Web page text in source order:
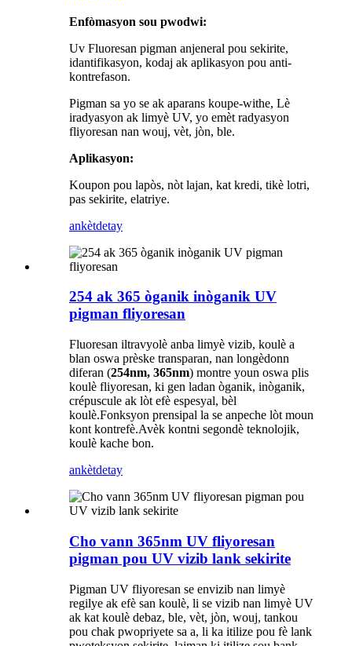
Enfòmasyon sou pwodwi:
Uv Fluoresan pigman anjeneral pou sekirite,
idantifikasyon, kodaj ak aplikasyon pou anti-
kontrefason.
Pigman sa yo se ak aparans koupe-withe, Lè
iradyasyon ak limyè UV, yo emèt radyasyon
fliyoresan nan wouj, vèt, jòn, ble.
Aplikasyon:
Koupon pou lapòs, nòt lajan, kat kredi, tikè lotri,
pas sekirite, elatriye.
ankètdetay
254 ak 365 òganik inòganik UV
pigman fliyoresan
Fluoresan iltravyolè anba limyè vizib, koulè a ​​
blan oswa prèske transparan, nan longèdonn
diferan (254nm, 365nm) montre youn oswa plis
koulè fliyoresan, ki gen ladan òganik, inòganik,
crépuscule ak lòt efè espesyal, bèl
koulè.Fonksyon prensipal la se anpeche lòt moun
kont kontrefè.Avèk kontni segondè teknolojik,
koulè kache bon.
ankètdetay
Cho vann 365nm UV fliyoresan
pigman pou UV vizib lank sekirite
Pigman UV fliyoresan se envizib nan limyè
regilye ak efè san koulè, li se vizib nan limyè UV
ak kat koulè debaz, ble, vèt, jòn, wouj, tankou
pou chak pwopriyete sa a, li ka itilize pou fè lank